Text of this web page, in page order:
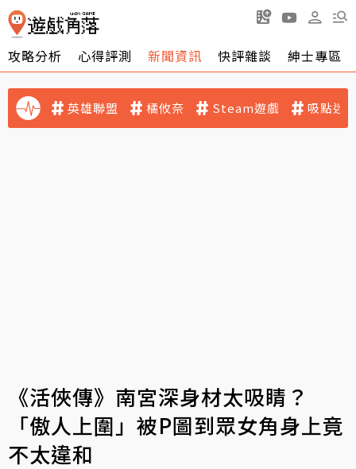
攻略分析 心得評測 新聞資訊 快評雜談 紳士專區
英雄聯盟 橘攸奈 Steam遊戲 吸點迷
《活俠傳》南宮深身材太吸睛？
「傲人上圍」被P圖到眾女角身上竟
不太違和